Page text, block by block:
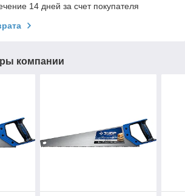
14 дней за счет покупателя
компании